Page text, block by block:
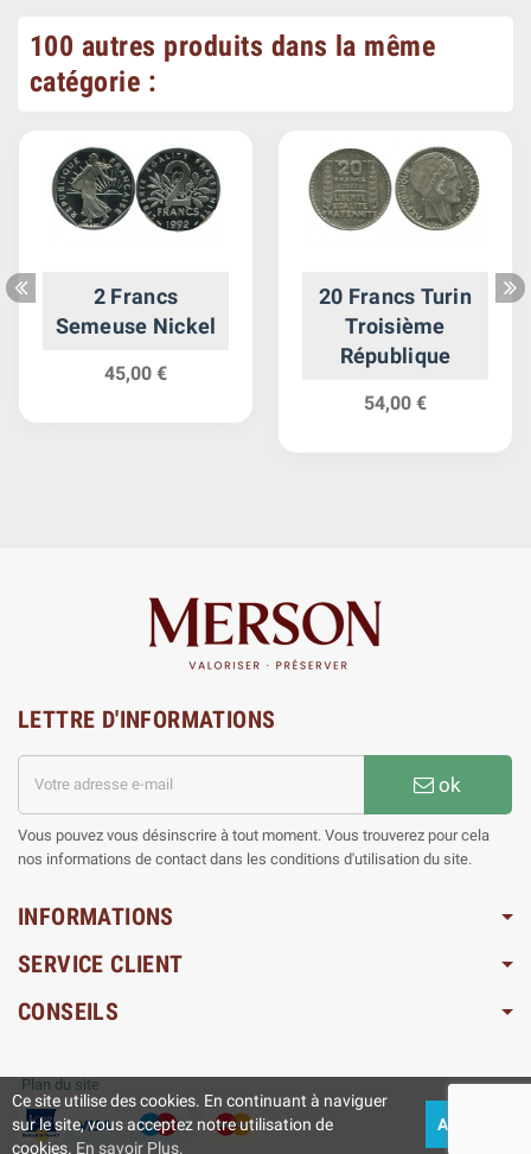
100 autres produits dans la même
catégorie :
2 Francs
Semeuse Nickel
45,00 €
20 Francs Turin
Troisième
République
54,00 €
LETTRE D'INFORMATIONS
ok
Vous pouvez vous désinscrire à tout moment. Vous trouverez pour cela
nos informations de contact dans les conditions d'utilisation du site.
INFORMATIONS
SERVICE CLIENT
CONSEILS
Plan du site
Ce site utilise des cookies. En continuant à naviguer
sur le site, vous acceptez notre utilisation de
cookies. En savoir Plus.
ACCEPTEZ